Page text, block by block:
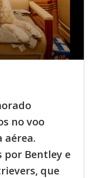
no voo
aérea.
por Bentley e
que